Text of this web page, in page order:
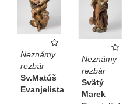
Neznámy
rezbár
Sv.Matúš
Evanjelista
Neznámy
rezbár
Svätý
Marek